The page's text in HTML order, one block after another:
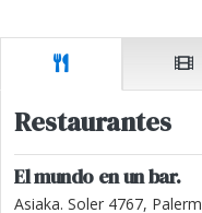
Restaurantes
El mundo en un bar.
Asiaka. Soler 4767,